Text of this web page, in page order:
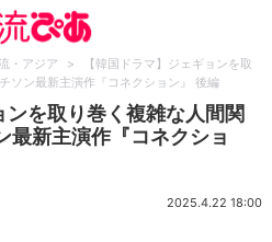
・アジア >
【韓国ドラマ】ジェギョンを取
ソン最新主演作『コネクション』 後編
ンを取り巻く複雑な人間関
最新主演作『コネクショ
2025.4.22 18:00